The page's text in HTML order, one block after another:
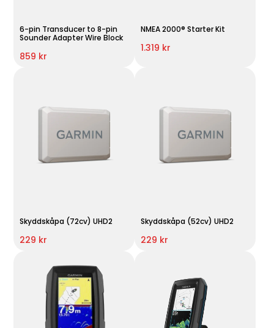
6-pin Transducer to 8-pin
Sounder Adapter Wire Block
859 kr
NMEA 2000® Starter Kit
1.319 kr
Skyddskåpa (72cv) UHD2
229 kr
Skyddskåpa (52cv) UHD2
229 kr